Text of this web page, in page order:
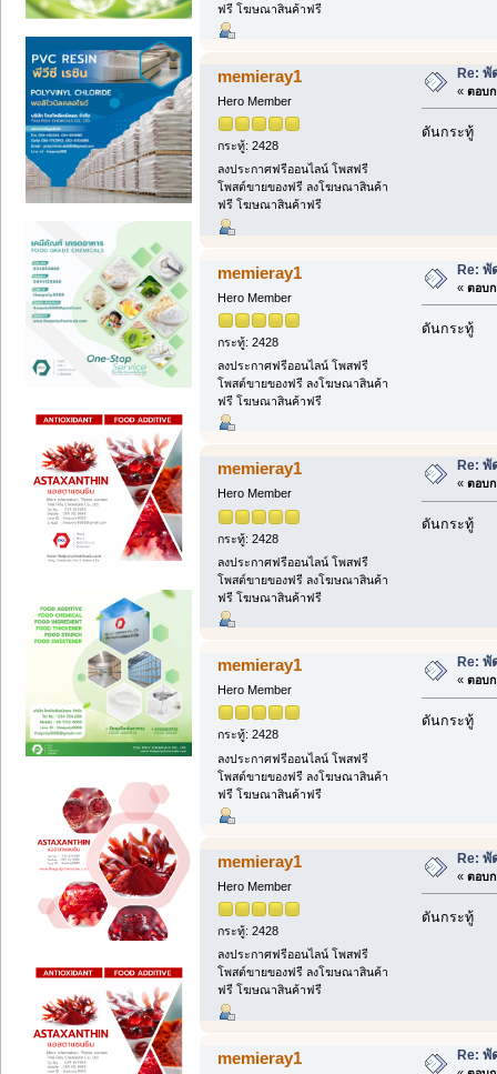
ฟรี โฆษณาสินค้าฟรี
memieray1
Hero Member
กระทู้: 2428
ลงประกาศฟรีออนไลน์ โพสฟรี
โพสต์ขายของฟรี ลงโฆษณาสินค้า
ฟรี โฆษณาสินค้าฟรี
Re:
« ตอบก
ดันกระทู้
memieray1
Hero Member
กระทู้: 2428
ลงประกาศฟรีออนไลน์ โพสฟรี
โพสต์ขายของฟรี ลงโฆษณาสินค้า
ฟรี โฆษณาสินค้าฟรี
Re: พั
« ตอบก
ดันกระทู้
memieray1
Hero Member
กระทู้: 2428
ลงประกาศฟรีออนไลน์ โพสฟรี
โพสต์ขายของฟรี ลงโฆษณาสินค้า
ฟรี โฆษณาสินค้าฟรี
Re:
« ตอบก
ดันกระทู้
memieray1
Hero Member
กระทู้: 2428
ลงประกาศฟรีออนไลน์ โพสฟรี
โพสต์ขายของฟรี ลงโฆษณาสินค้า
ฟรี โฆษณาสินค้าฟรี
Re:
« ตอบก
ดันกระทู้
memieray1
Hero Member
กระทู้: 2428
ลงประกาศฟรีออนไลน์ โพสฟรี
โพสต์ขายของฟรี ลงโฆษณาสินค้า
ฟรี โฆษณาสินค้าฟรี
Re: พั
« ตอบก
ดันกระทู้
memieray1 Re: พั